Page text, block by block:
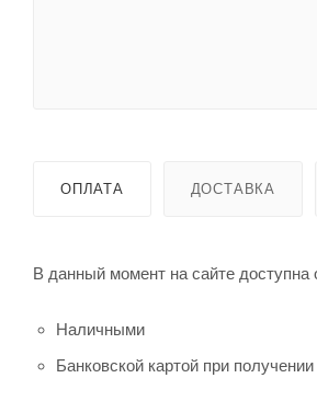
ОПЛАТА ДОСТАВКА
В данный момент на сайте доступна
Наличными
Банковской картой при